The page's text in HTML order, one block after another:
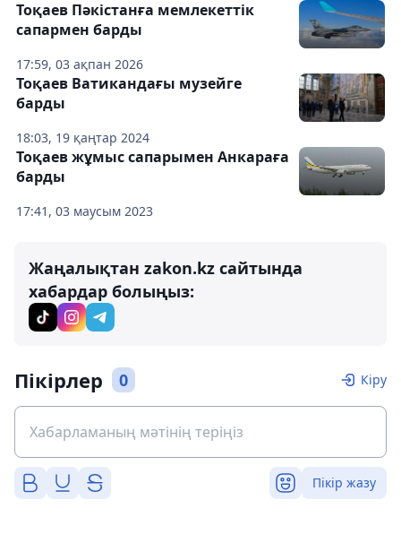
17:59, 03 ақпан 2026
Тоқаев Пәкістанға мемлекеттік
сапармен барды
18:03, 19 қаңтар 2024
Тоқаев Ватикандағы музейге
барды
17:41, 03 маусым 2023
Тоқаев жұмыс сапарымен Анкараға
барды
Жаңалықтан zakon.kz сайтында
хабардар болыңыз:
Пікірлер 0 Кіру
Пікір жазу